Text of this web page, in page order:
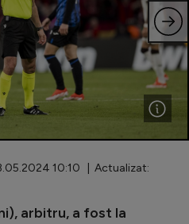
10:10 | Actualizat:
arbitru, a fost la